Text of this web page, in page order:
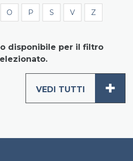
O P S V Z
disponibile per il filtro
VEDI TUTTI +